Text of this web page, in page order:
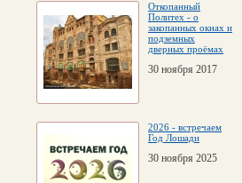
Откопанный
Политех - о
закопанных окнах и
подземных
дверных проёмах
30 ноября 2017
2026 - встречаем
Год Лошади
30 ноября 2025